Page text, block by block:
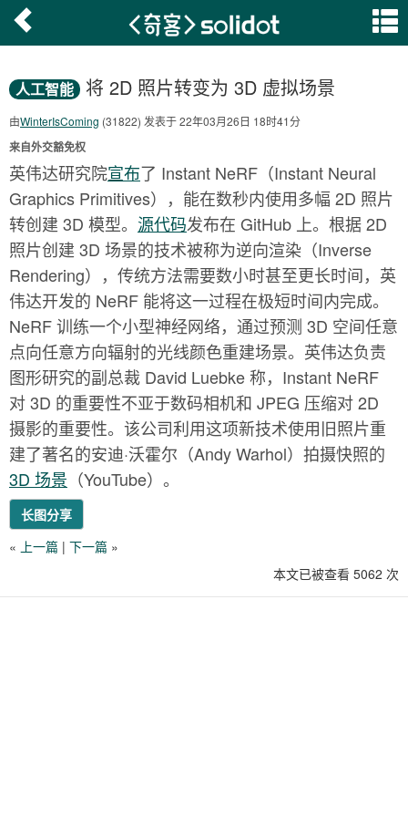
人工智能 将 2D 照片转变为 3D 虚拟场景
由WinterIsComing (31822) 发表于 22年03月26日 18时41分
来自外交豁免权
英伟达研究院宣布了 Instant NeRF（Instant Neural
Graphics Primitives），能在数秒内使用多幅 2D 照片
转创建 3D 模型。 源代码发布在 GitHub 上。根据 2D
照片创建 3D 场景的技术被称为逆向渲染（Inverse
Rendering），传统方法需要数小时甚至更长时间，英
伟达开发的 NeRF 能将这一过程在极短时间内完成。
NeRF 训练一个小型神经网络，通过预测 3D 空间任意
点向任意方向辐射的光线颜色重建场景。英伟达负责
图形研究的副总裁 David Luebke 称，Instant NeRF
对 3D 的重要性不亚于数码相机和 JPEG 压缩对 2D
摄影的重要性。该公司利用这项新技术使用旧照片重
建了著名的安迪·沃霍尔（Andy Warhol）拍摄快照的
3D 场景 （YouTube）。
长图分享
« 上一篇 | 下一篇 »
本文已被查看 5062 次